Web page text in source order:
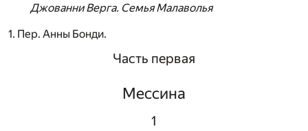
Джованни Верга. Семья Малаволья
1. Пер. Анны Бонди.
Часть первая
Мессина
1